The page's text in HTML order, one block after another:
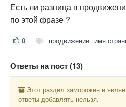
Есть ли разница в
по этой фразе ?
0 продвижение имя
Ответы на пост (13)
Этот раздел заморожен и
ответы добавлять нельзя.